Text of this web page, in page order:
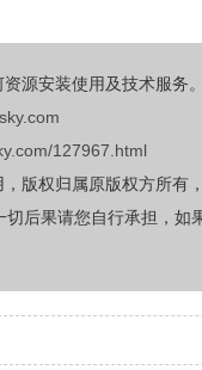
源安装使用及技术服务。
127967.html
版权归属原版权方所有
后果请您自行承担，如